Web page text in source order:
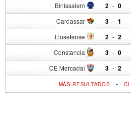
Binissalem 2 - 0
Cardassar 3 - 1
Llosetense 2 - 2
Constancia 3 - 0
CE Mercadal 3 - 2
MÁS RESULTADOS -